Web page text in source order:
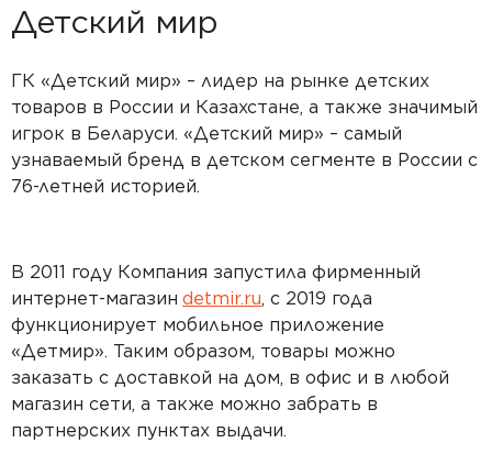
Детский мир
ГК «Детский мир» – лидер на рынке детских
товаров в России и Казахстане, а также значимый
игрок в Беларуси. «Детский мир» – самый
узнаваемый бренд в детском сегменте в России с
76-летней историей.
В 2011 году Компания запустила фирменный
интернет-магазин detmir.ru, с 2019 года
функционирует мобильное приложение
«Детмир». Таким образом, товары можно
заказать с доставкой на дом, в офис и в любой
магазин сети, а также можно забрать в
партнерских пунктах выдачи.